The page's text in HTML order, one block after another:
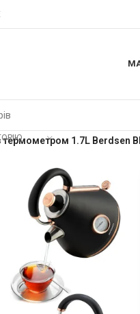
термометром 1.7L Berdsen